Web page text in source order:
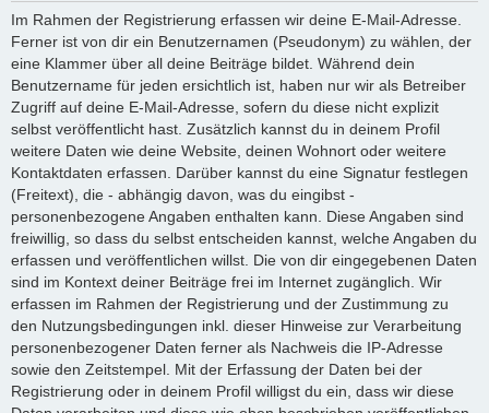
Im Rahmen der Registrierung erfassen wir deine E-Mail-Adresse.
Ferner ist von dir ein Benutzernamen (Pseudonym) zu wählen, der
eine Klammer über all deine Beiträge bildet. Während dein
Benutzername für jeden ersichtlich ist, haben nur wir als Betreiber
Zugriff auf deine E-Mail-Adresse, sofern du diese nicht explizit
selbst veröffentlicht hast. Zusätzlich kannst du in deinem Profil
weitere Daten wie deine Website, deinen Wohnort oder weitere
Kontaktdaten erfassen. Darüber kannst du eine Signatur festlegen
(Freitext), die - abhängig davon, was du eingibst -
personenbezogene Angaben enthalten kann. Diese Angaben sind
freiwillig, so dass du selbst entscheiden kannst, welche Angaben du
erfassen und veröffentlichen willst. Die von dir eingegebenen Daten
sind im Kontext deiner Beiträge frei im Internet zugänglich. Wir
erfassen im Rahmen der Registrierung und der Zustimmung zu
den Nutzungsbedingungen inkl. dieser Hinweise zur Verarbeitung
personenbezogener Daten ferner als Nachweis die IP-Adresse
sowie den Zeitstempel. Mit der Erfassung der Daten bei der
Registrierung oder in deinem Profil willigst du ein, dass wir diese